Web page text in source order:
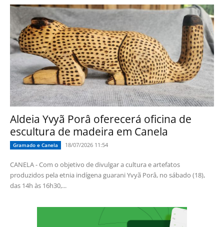
Aldeia Yvyã Porâ oferecerá oficina de
escultura de madeira em Canela
Gramado e Canela 18/07/2026 11:54
CANELA - Com o objetivo de divulgar a cultura e artefatos
produzidos pela etnia indígena guarani Yvyã Porâ, no sábado (18),
das 14h às 16h30,...